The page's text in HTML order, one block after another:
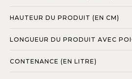
HAUTEUR DU PRODUIT (EN CM)
LONGUEUR DU PRODUIT AVEC
CONTENANCE (EN LITRE)